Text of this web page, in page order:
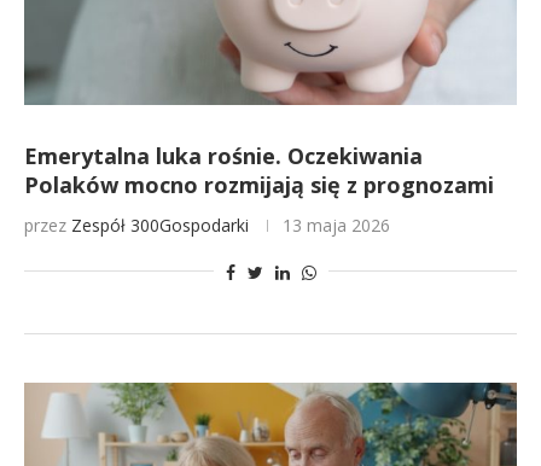
Emerytalna luka rośnie. Oczekiwania
Polaków mocno rozmijają się z prognozami
przez Zespół 300Gospodarki 13 maja 2026